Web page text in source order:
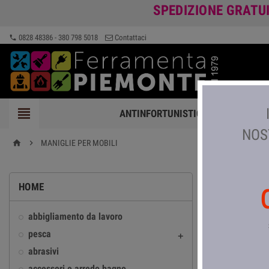
SPEDIZIONE
phone 0828 48386 - 380 798 5018 Contattaci
 ANTINFORTUNISTICA
home  MANIGLIE PER MOBILI
HOME
abbigliamento da lavoro
pesca

abrasivi
In questa sezione
maniglia da
cremonese,
pomolo,